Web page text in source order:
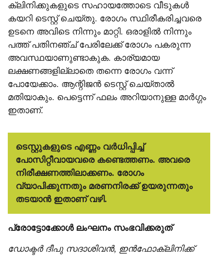
ക്ലിനിക്കുകളുടെ സഹായത്തോടെ വീടുകള്‍
കയറി ടെസ്റ്റ് ചെയ്തു. രോഗം സ്ഥിരീകരിച്ചവരെ
ഉടനെ അവിടെ നിന്നും മാറ്റി. ഒരാളില്‍ നിന്നും
പത്ത് പതിനഞ്ച് പേരിലേക്ക് രോഗം പകരുന്ന
അവസ്ഥയാണുണ്ടാകുക. കാര്യമായ
ലക്ഷണങ്ങളില്ലാതെ തന്നെ രോഗം വന്ന്
പോയേക്കാം. ആന്റിജന്‍ ടെസ്റ്റ് ചെയ്താല്‍
മതിയാകും. പെട്ടെന്ന് ഫലം അറിയാനുള്ള മാര്‍ഗ്ഗം
ഇതാണ്.
ടെസ്റ്റുകളുടെ എണ്ണം വര്‍ധിപ്പിച്ച്
പോസിറ്റീവായവരെ കണ്ടെത്തണം. അവരെ
നിരീക്ഷണത്തിലാക്കണം. രോഗം
വ്യാപിക്കുന്നതും മരണനിരക്ക് ഉയരുന്നതും
തടയാന്‍ ഇതാണ് വഴി.
പ്രോട്ടോക്കോള്‍ ലംഘനം സംഭവിക്കരുത്
ഡോക്ടര്‍ ദീപു സദാശിവന്‍, ഇന്‍ഫോക്ലിനിക്ക്